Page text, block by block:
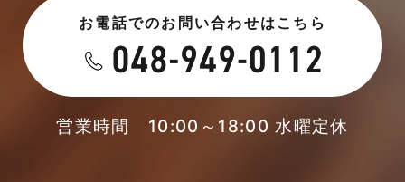
未分類
本店-ブログ
東武スカイツリーライン
2023年5月
2023年4月
2023年3月
お電話でのお問い合わせはこちら
営業時間 10:00～18:00 水曜定休